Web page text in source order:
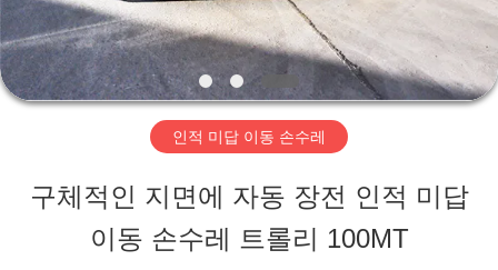
우
Reserved.
인적 미답 이동 손수레
구체적인 지면에 자동 장전 인적 미답
이동 손수레 트롤리 100MT